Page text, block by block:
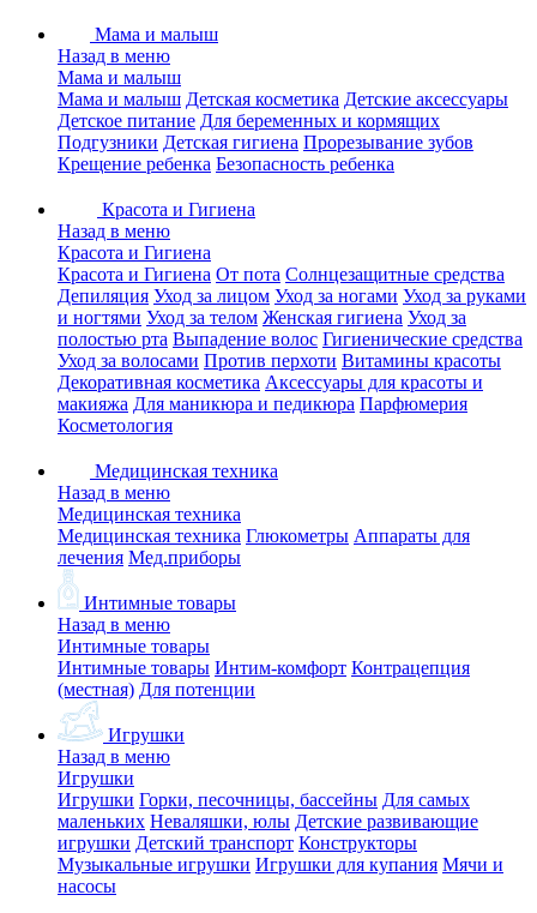
Мама и малыш
Назад в меню
Мама и малыш
Мама и малыш Детская косметика Детские аксессуары
Детское питание Для беременных и кормящих
Подгузники Детская гигиена Прорезывание зубов
Крещение ребенка Безопасность ребенка
Красота и Гигиена
Назад в меню
Красота и Гигиена
Красота и Гигиена От пота Солнцезащитные средства
Депиляция Уход за лицом Уход за ногами Уход за руками
и ногтями Уход за телом Женская гигиена Уход за
полостью рта Выпадение волос Гигиенические средства
Уход за волосами Против перхоти Витамины красоты
Декоративная косметика Аксессуары для красоты и
макияжа Для маникюра и педикюра Парфюмерия
Косметология
Медицинская техника
Назад в меню
Медицинская техника
Медицинская техника Глюкометры Аппараты для
лечения Мед.приборы
Интимные товары
Назад в меню
Интимные товары
Интимные товары Интим-комфорт Контрацепция
(местная) Для потенции
Игрушки
Назад в меню
Игрушки
Игрушки Горки, песочницы, бассейны Для самых
маленьких Неваляшки, юлы Детские развивающие
игрушки Детский транспорт Конструкторы
Музыкальные игрушки Игрушки для купания Мячи и
насосы